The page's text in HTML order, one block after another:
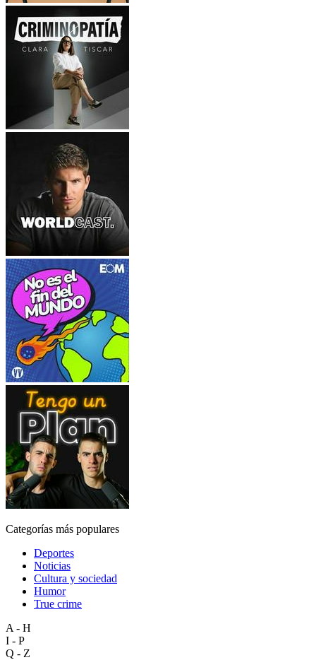
Categorías más populares
Deportes
Noticias
Cultura y sociedad
Humor
True crime
A - H
I - P
Q - Z